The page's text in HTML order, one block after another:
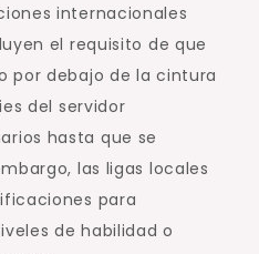
internacionales
el requisito de que
por debajo de la cintura
del servidor
hasta que se
las ligas locales
para
de habilidad o